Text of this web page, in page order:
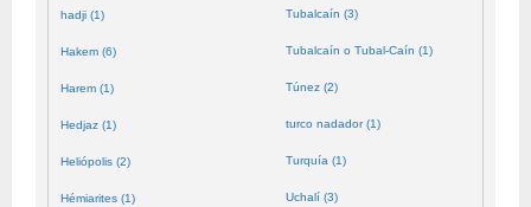
hadji (1)
Hakem (6)
Harem (1)
Hedjaz (1)
Heliópolis (2)
Hémiarites (1)
Tubalcaín (3)
Tubalcaín o Tubal-Caín (1)
Túnez (2)
turco nadador (1)
Turquía (1)
Uchalí (3)